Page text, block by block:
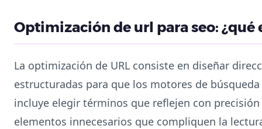
Optimización de url para seo: ¿qué
La optimización de URL consiste en diseñar
estructuradas para que los motores de
incluye elegir términos que reflejen con
elementos innecesarios que compliquen la